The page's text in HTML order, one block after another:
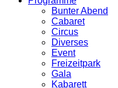
Bunter Abend
Cabaret
Circus
Diverses
Event
Freizeitpark
Gala
Kabarett